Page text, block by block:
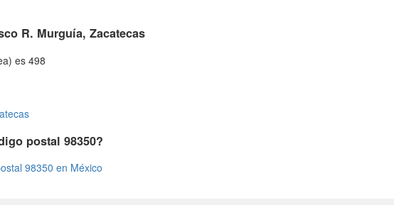
R. Murguía, Zacatecas
es 498
postal 98350?
98350 en México